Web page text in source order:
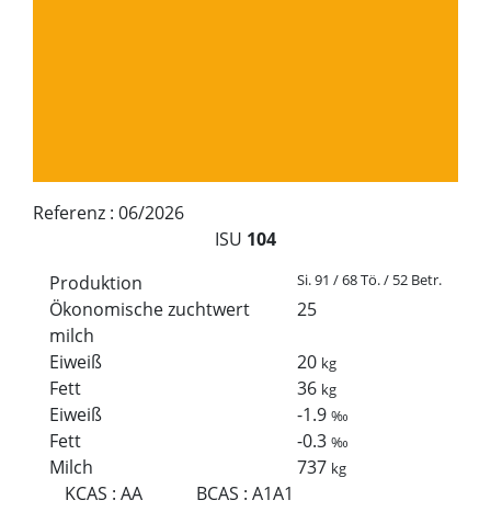
Referenz : 06/2026
ISU 104
Produktion
Si. 91 / 68 Tö. / 52 Betr.
Ökonomische zuchtwert
milch
25
Eiweiß 20 kg
Fett 36 kg
Eiweiß -1.9‰
Fett -0.3‰
Milch 737 kg
KCAS :AA BCAS :A1A1